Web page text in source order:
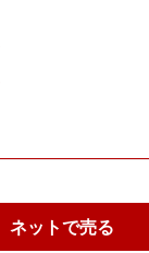
ネットで売る